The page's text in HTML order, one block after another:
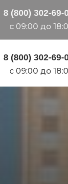
8 (800) 302-69-
c 09:00 до
8 (800) 302-69-
c 09:00 до